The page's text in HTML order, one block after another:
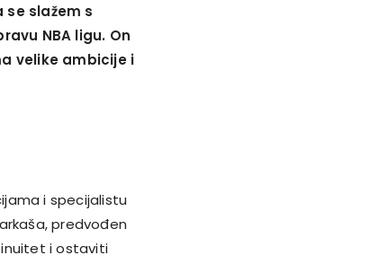
se slažem s
NBA ligu. On
velike ambicije i
i specijalistu
predvođen
i ostaviti